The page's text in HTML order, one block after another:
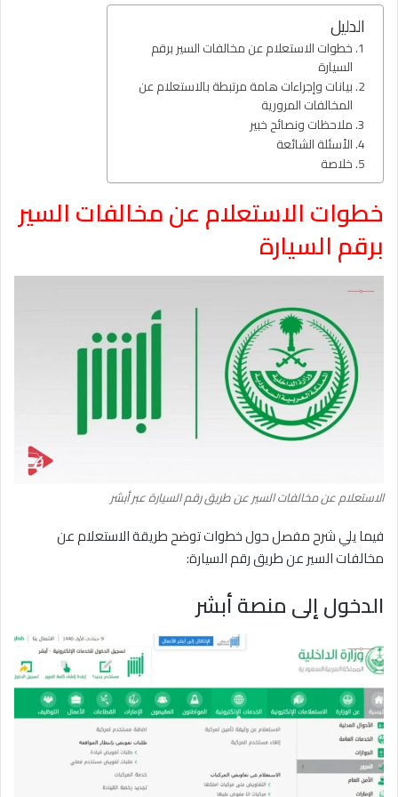
الدليل
خطوات الاستعلام عن مخالفات السير برقم
السيارة
بيانات وإجراءات هامة مرتبطة بالاستعلام عن
المخالفات المرورية
ملاحظات ونصائح خبير
الأسئلة الشائعة
خلاصة
خطوات الاستعلام عن مخالفات السير
برقم السيارة
الاستعلام عن مخالفات السير عن طريق رقم السيارة عبر أبشر
فيما يلي شرح مفصل حول خطوات توضح طريقة الاستعلام عن
مخالفات السير عن طريق رقم السيارة:
الدخول إلى منصة أبشر